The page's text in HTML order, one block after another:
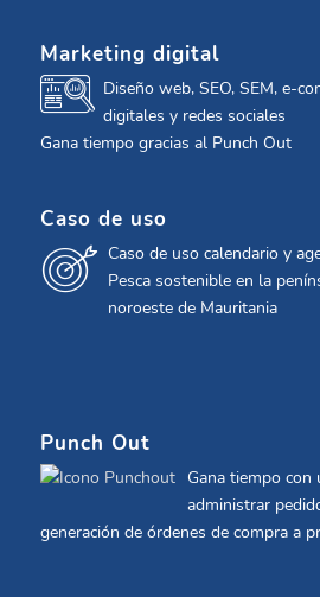
Marketing digital
Diseño web, SEO, SEM, e-
digitales y redes sociales
Gana tiempo gracias al Punch Out
Caso de uso
Caso de uso calendario y
Pesca sostenible en la
noroeste de Mauritania
Punch Out
Gana tiempo con
administrar
generación de órdenes de compra a